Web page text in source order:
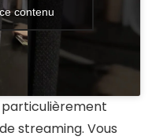
contenu
streaming. Vous